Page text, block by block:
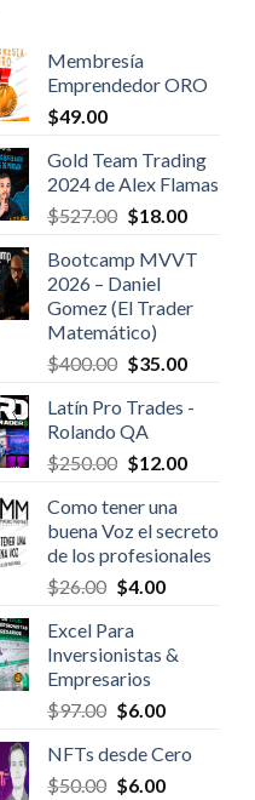
Membresía
Emprendedor ORO
$49.00
Gold Team Trading
2024 de Alex Flamas
$527.00 Original
was:
$527.00.
$18.00Current
is:
Bootcamp MVVT
2026 – Daniel
Gomez (El Trader
Matemático)
$400.00 Original
was:
$400.00.
$35.00Current
is:
Latín Pro Trades -
Rolando QA
$250.00 Original
was:
$250.00.
$12.00Current
$12.00.
Como tener una
buena Voz el secreto
de los profesionales
$26.00 Original
was:
$26.00.
$4.00Current
$4.00.
Excel Para
Inversionistas &
Empresarios
$97.00 Original
was:
$97.00.
$6.00Current
is:
$6.00.
NFTs desde Cero
$50.00 Original
$6.00Current